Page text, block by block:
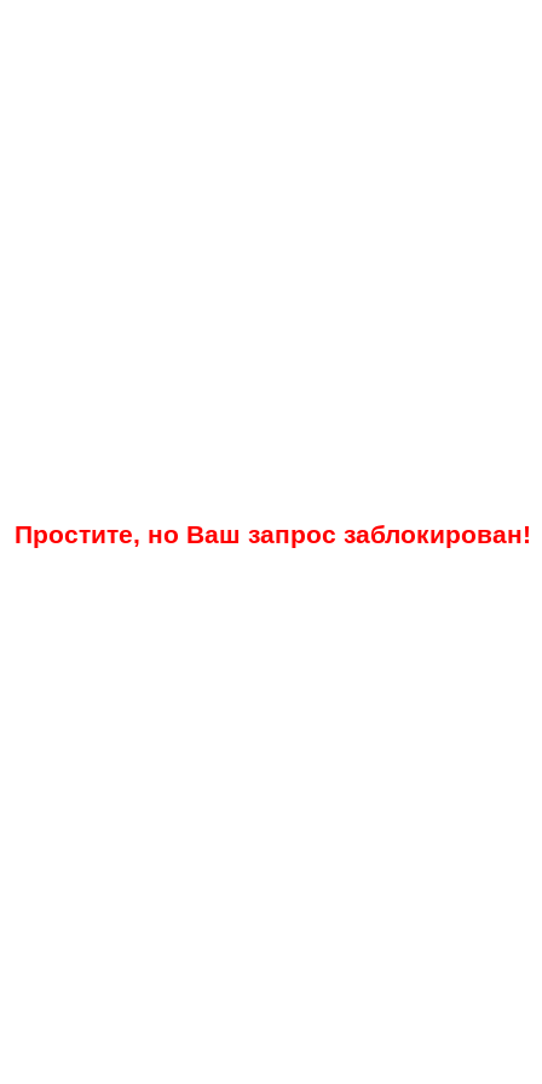
Простите, но Ваш запрос заблокирован!